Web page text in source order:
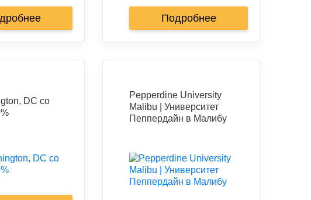
Подробнее
DC со
Pepperdine University
Malibu | Университет
Пеппердайн в Малибу